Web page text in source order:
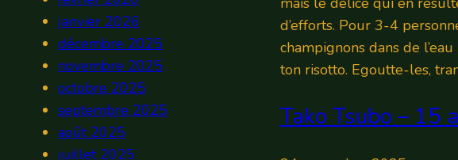
janvier 2026
décembre 2025
novembre 2025
octobre 2025
septembre 2025
août 2025
juillet 2025
d’efforts. Pour 3-4
champignons dans de
ton risotto. Egoutte-les,
Tako Tsubo – 15